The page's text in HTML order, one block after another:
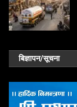
बिज्ञापन/सूचना